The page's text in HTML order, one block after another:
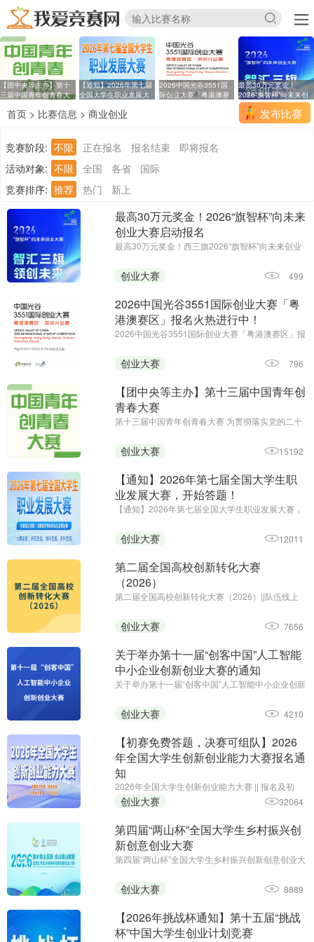
【团中央等主办】第十
三届中国青年创青春大
【通知】2026年第七届
全国大学生职业发展大
2026中国光谷3551国
际创业大赛「粤港澳赛
最高30万元奖金！
2026“旗智杯”向未来创
业
发布比赛
首页 > 比赛信息 > 商业创业
竞赛阶段: 不限 正在报名 报名结束
即将报名
活动对象: 不限 全国 各省
国际
竞赛排序: 推荐 热门 新上
最高30万元奖金！2026“旗智杯”向未来
创业大赛启动报名
最高30万元奖金！西三旗2026“旗智杯”向未来创业
8月15日24:00||主办单位：西三旗街道党工委、西
三旗街道办事处
创业大赛 499
2026中国光谷3551国际创业大赛「粤
港澳赛区」报名火热进行中！
2026中国光谷3551国际创业大赛「粤港澳赛区」报
创业大赛 796
【团中央等主办】第十三届中国青年创
青春大赛
第十三届中国青年创青春大赛 为贯彻落实党的二十
关于青年工作的重要思想、关于青年创新创业的重
要指示批示精神，全面落实中央经济工作会议部
创业大赛 15192
【通知】2026年第七届全国大学生职
业发展大赛，开始答题！
【通知】2026年第七届全国大学生职业发展大赛，
时||主办单位：中国商业经济学会教育培训分会
创业大赛 12011
第二届全国高校创新转化大赛
（2026）
第二届全国高校创新转化大赛（2026）||队伍线上
赛阶段（2026 年 7 月至 10 月）全国总决赛阶段
（2026 年 12 月
创业大赛 7656
关于举办第十一届“创客中国”人工智能
中小企业创新创业大赛的通知
关于举办第十一届“创客中国”人工智能中小企业创新
日||主办单位：工业和信息化部网络安全产业发展中
心（工业和信息化部信息中心）、浙江省经济和信
创业大赛 4210
【初赛免费答题，决赛可组队】2026
年全国大学生创新创业能力大赛报名通
知
2026年全国大学生创新创业能力大赛 || 报名及初
赛：即日起至11月30日;主办单位：中国智慧工程研
究会职业教育专业委员会、安徽省企业管理培训协
会、黑龙江省创新教育研究院、全国大学生创新创
业能力大赛组委会
创业大赛 32064
第四届“两山杯”全国大学生乡村振兴创
新创意创业大赛
第四届“两山杯”全国大学生乡村振兴创新创意创业大
赛道：2026年5月–7月15日,创业赛道：2026年5
月–7月15日;主办单位:新华社品牌工作办公室、新
创业大赛 8889
【2026年挑战杯通知】第十五届“挑战
杯”中国大学生创业计划竞赛